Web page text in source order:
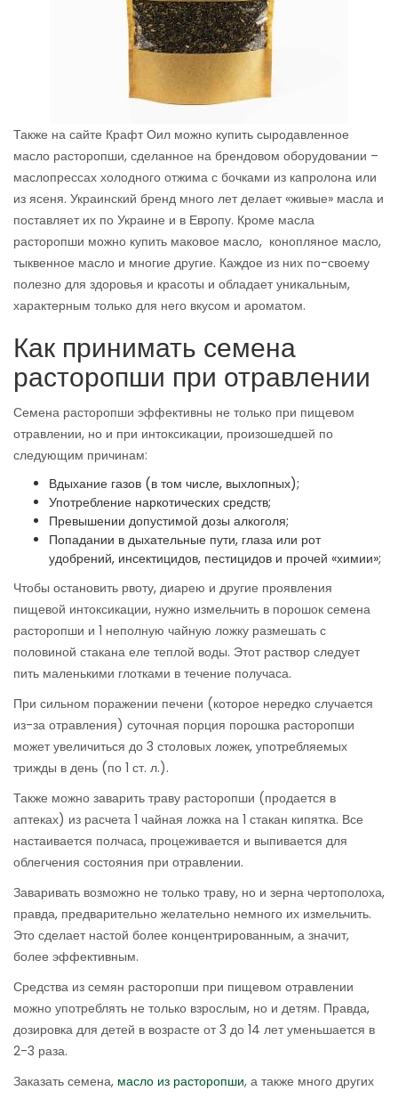
Также на сайте Крафт Оил можно купить сыродавленное
масло расторопши, сделанное на брендовом оборудовании –
маслопрессах холодного отжима с бочками из капролона или
из ясеня. Украинский бренд много лет делает «живые» масла и
поставляет их по Украине и в Европу. Кроме масла
расторопши можно купить маковое масло, конопляное масло,
тыквенное масло и многие другие. Каждое из них по-своему
полезно для здоровья и красоты и обладает уникальным,
характерным только для него вкусом и ароматом.
Как принимать семена
расторопши при отравлении
Семена расторопши эффективны не только при пищевом
отравлении, но и при интоксикации, произошедшей по
следующим причинам:
Вдыхание газов (в том числе, выхлопных);
Употребление наркотических средств;
Превышении допустимой дозы алкоголя;
Попадании в дыхательные пути, глаза или рот
удобрений, инсектицидов, пестицидов и прочей «химии»;
Чтобы остановить рвоту, диарею и другие проявления
пищевой интоксикации, нужно измельчить в порошок семена
расторопши и 1 неполную чайную ложку размешать с
половиной стакана еле теплой воды. Этот раствор следует
пить маленькими глотками в течение получаса.
При сильном поражении печени (которое нередко случается
из-за отравления) суточная порция порошка расторопши
может увеличиться до 3 столовых ложек, употребляемых
трижды в день (по 1 ст. л.).
Также можно заварить траву расторопши (продается в
аптеках) из расчета 1 чайная ложка на 1 стакан кипятка. Все
настаивается полчаса, процеживается и выпивается для
облегчения состояния при отравлении.
Заваривать возможно не только траву, но и зерна чертополоха,
правда, предварительно желательно немного их измельчить.
Это сделает настой более концентрированным, а значит,
более эффективным.
Средства из семян расторопши при пищевом отравлении
можно употреблять не только взрослым, но и детям. Правда,
дозировка для детей в возрасте от 3 до 14 лет уменьшается в
2-3 раза.
Заказать семена, масло из расторопши, а также много других